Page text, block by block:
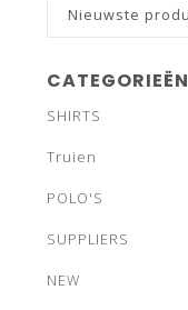
Nieuwste
CATEGORIEËN
SHIRTS
Truien
POLO'S
SUPPLIERS
NEW